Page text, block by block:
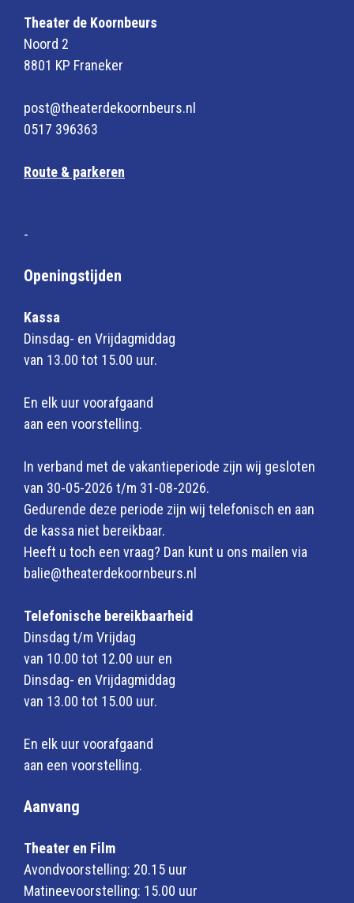
Theater de Koornbeurs
Noord 2
8801 KP Franeker
post@theaterdekoornbeurs.nl
0517 396363
Route & parkeren
-
Openingstijden
Kassa
Dinsdag- en Vrijdagmiddag
van 13.00 tot 15.00 uur.
En elk uur voorafgaand
aan een voorstelling.
In verband met de vakantieperiode zijn wij gesloten
van 30-05-2026 t/m 31-08-2026.
Gedurende deze periode zijn wij telefonisch en aan
de kassa niet bereikbaar.
Heeft u toch een vraag? Dan kunt u ons mailen via
balie@theaterdekoornbeurs.nl
Telefonische bereikbaarheid
Dinsdag t/m Vrijdag
van 10.00 tot 12.00 uur en
Dinsdag- en Vrijdagmiddag
van 13.00 tot 15.00 uur.
En elk uur voorafgaand
aan een voorstelling.
Aanvang
Theater en Film
Avondvoorstelling: 20.15 uur
Matineevoorstelling: 15.00 uur